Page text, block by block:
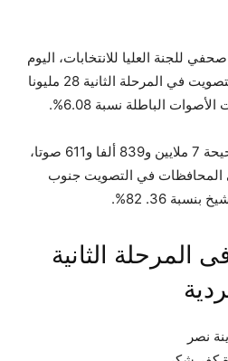
للجنة العليا للانتخابات، اليوم
الأربعاء، إن عدد المسُجلين للتصويت في المرحلة الثانية 28 مليونا
وفيما كان عدد الأصوات الصحيحة 7 ملايين و839 ألفا و611 صوتا،
أعلى المحافظات في التصويت جنوب
المرحلة الثانية